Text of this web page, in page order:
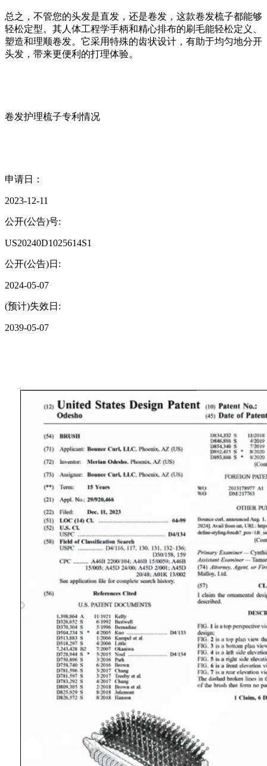
总之，不管您的头发是直发，还是卷发，这款卷发梳子都能够
轻松定型。其人体工程学手柄和精心排布的刷毛能轻松定义、
塑造和理顺卷发。它采用特殊的齿状设计，有助于均匀地分开
头发，带来更便利的打理体验。
卷发护理梳子专利情况
申请日：
2023-12-11
公开(公告)号:
US20240D1025614S1
公开(公告)日:
2024-05-07
(预计)失效日:
2039-05-07